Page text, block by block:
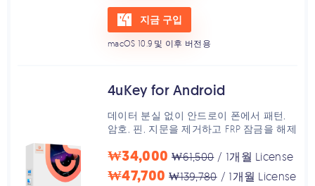
지금 구입
macOS 10.9 및 이후 버전용
4uKey for Android
데이터 분실 없이 안드로이 폰에서 패턴,
암호, 핀, 지문을 제거하고 FRP 잠금을 해제
₩34,000 ₩61,500 / 1개월 License
₩47,700 ₩139,780 / 1개월 License